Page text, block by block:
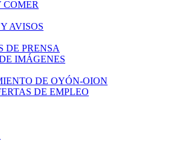
COMER
AVISOS
DE PRENSA
IMÁGENES
DE OYÓN-OION
DE EMPLEO